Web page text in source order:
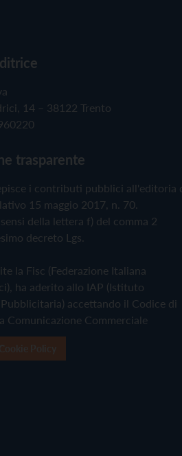
14 – 38122 Trento
trasparente
i contributi pubblici all'editoria
15 maggio 2017, n. 70.
della lettera f) del comma 2
decreto Lgs.
la Fisc (Federazione Italiana
ha aderito allo IAP (Istituto
accettando il Codice di
Comunicazione Commerciale